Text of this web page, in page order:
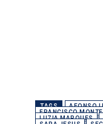
TAGS AFONSO
FRANCISCO
LUZIA MARQUES